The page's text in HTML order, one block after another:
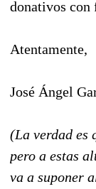
donativos con
Atentamente,
José Ángel
(La verdad es
pero a estas
va a suponer